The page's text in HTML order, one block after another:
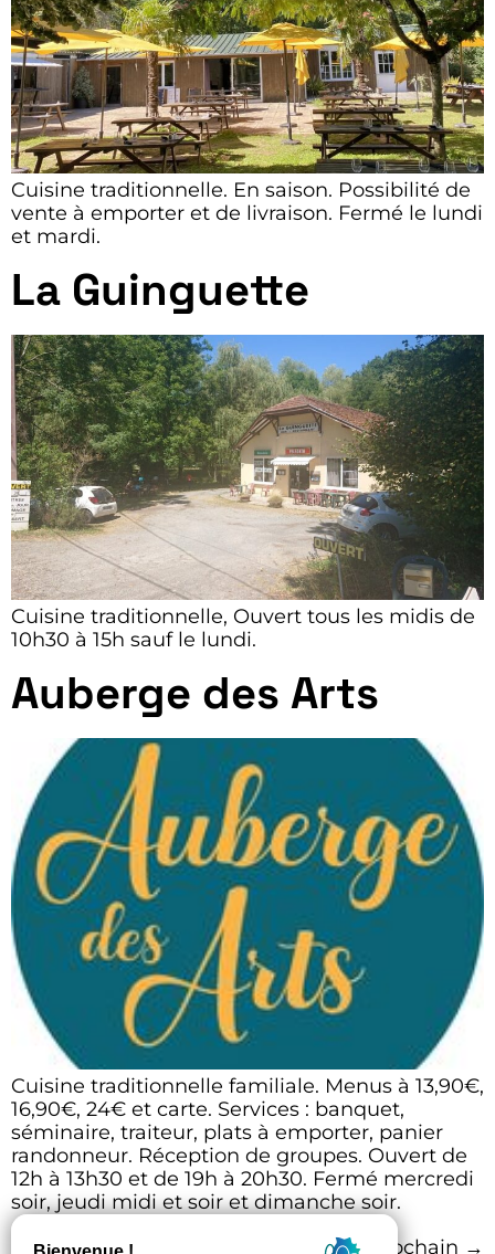
Cuisine traditionnelle. En saison. Possibilité de
vente à emporter et de livraison. Fermé le lundi
et mardi.
La Guinguette
Cuisine traditionnelle, Ouvert tous les midis de
10h30 à 15h sauf le lundi.
Auberge des Arts
Cuisine traditionnelle familiale. Menus à 13,90€,
16,90€, 24€ et carte. Services : banquet,
séminaire, traiteur, plats à emporter, panier
randonneur. Réception de groupes. Ouvert de
12h à 13h30 et de 19h à 20h30. Fermé mercredi
soir, jeudi midi et soir et dimanche soir.
Prochain →